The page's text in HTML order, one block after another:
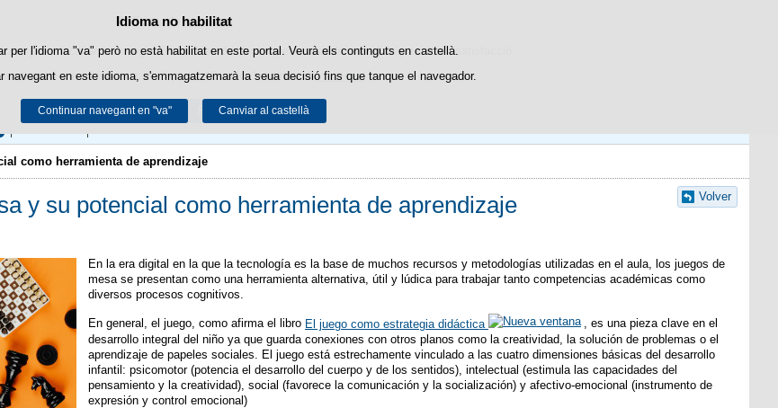
Política de cookies
per a facilitar la navegació i cookies de tercers per a obtindre estadístiques d'ús i satisfacció.
obtindre més informació en l'apartat "Cookies" del nostreavís legal.
Acceptar Rebutjar
Idioma no habilitat
per l'idioma "va" però no està habilitat en este portal. Veurà els continguts en castellà.
navegant en este idioma, s'emmagatzemarà la seua decisió fins que tanque el navegador.
Continuar navegant en "va" Canviar al castellà
Passar al contingut
Mi Cuenta Acceso y Horario
como herramienta de aprendizaje
Volver
y su potencial como herramienta de aprendizaje
En la era digital en la que la tecnología es la base de muchos recursos y metodologías utilizadas en el aula, los juegos de
mesa se presentan como una herramienta alternativa, útil y lúdica para trabajar tanto competencias académicas como
diversos procesos cognitivos.
En general, el juego, como afirma el libro El juego como estrategia didáctica
, es una pieza clave en el
desarrollo integral del niño ya que guarda conexiones con otros planos como la creatividad, la solución de problemas o el
aprendizaje de papeles sociales. El juego está estrechamente vinculado a las cuatro dimensiones básicas del desarrollo
infantil: psicomotor (potencia el desarrollo del cuerpo y de los sentidos), intelectual (estimula las capacidades del
pensamiento y la creatividad), social (favorece la comunicación y la socialización) y afectivo-emocional (instrumento de
expresión y control emocional)